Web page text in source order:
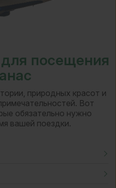
посещения
природных красот и
Вот
обязательно нужно
вашей поездки.